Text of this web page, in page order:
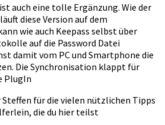
auch eine tolle Ergänzung. Wie der
diese Version auf dem
wie auch Keepass selbst über
auf die Password Datei
damit vom PC und Smartphone die
Die Synchronisation klappt für
PlugIn
Steffen für die vielen nützlichen Tipps
die du hier teilst